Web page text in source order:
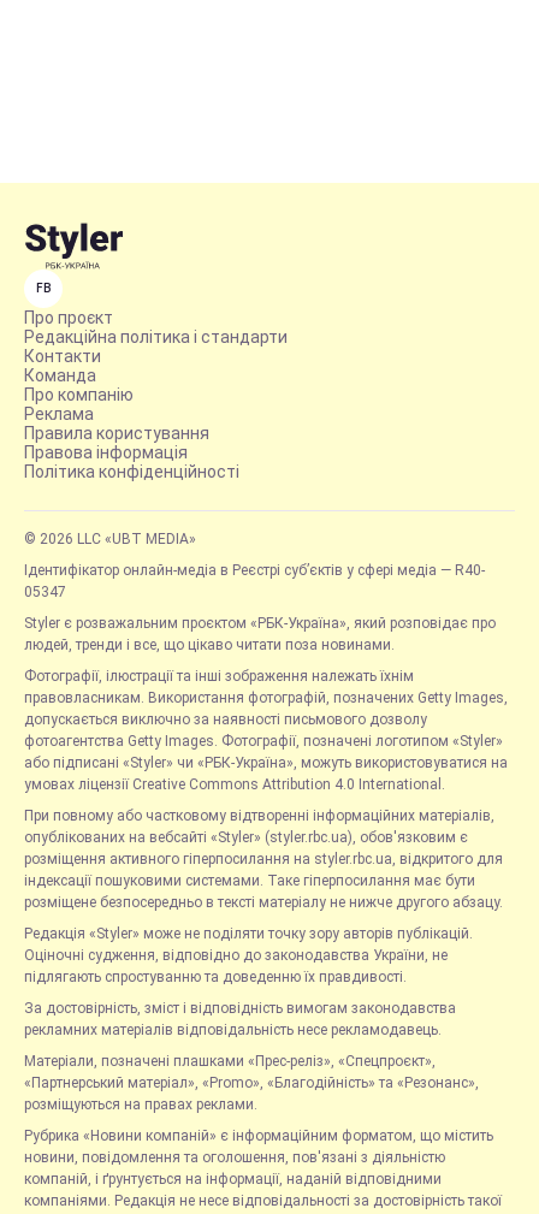
FB
Про проєкт
Редакційна політика і стандарти
Контакти
Команда
Про компанію
Реклама
Правила користування
Правова інформація
Політика конфіденційності
© 2026 LLC «UBT MEDIA»
Ідентифікатор онлайн-медіа в Реєстрі суб’єктів у сфері медіа — R40-
05347
Styler є розважальним проєктом «РБК-Україна», який розповідає про
людей, тренди і все, що цікаво читати поза новинами.
Фотографії, ілюстрації та інші зображення належать їхнім
правовласникам. Використання фотографій, позначених Getty Images,
допускається виключно за наявності письмового дозволу
фотоагентства Getty Images. Фотографії, позначені логотипом «Styler»
або підписані «Styler» чи «РБК-Україна», можуть використовуватися на
умовах ліцензії Creative Commons Attribution 4.0 International.
При повному або частковому відтворенні інформаційних матеріалів,
опублікованих на вебсайті «Styler» (styler.rbc.ua), обов'язковим є
розміщення активного гіперпосилання на styler.rbc.ua, відкритого для
індексації пошуковими системами. Таке гіперпосилання має бути
розміщене безпосередньо в тексті матеріалу не нижче другого абзацу.
Редакція «Styler» може не поділяти точку зору авторів публікацій.
Оціночні судження, відповідно до законодавства України, не
підлягають спростуванню та доведенню їх правдивості.
За достовірність, зміст і відповідність вимогам законодавства
рекламних матеріалів відповідальність несе рекламодавець.
Матеріали, позначені плашками «Прес-реліз», «Спецпроєкт»,
«Партнерський матеріал», «Promo», «Благодійність» та «Резонанс»,
розміщуються на правах реклами.
Рубрика «Новини компаній» є інформаційним форматом, що містить
новини, повідомлення та оголошення, пов'язані з діяльністю
компаній, і ґрунтується на інформації, наданій відповідними
компаніями. Редакція не несе відповідальності за достовірність такої